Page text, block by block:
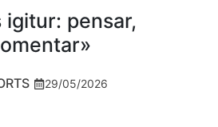
igitur: pensar,
29/05/2026